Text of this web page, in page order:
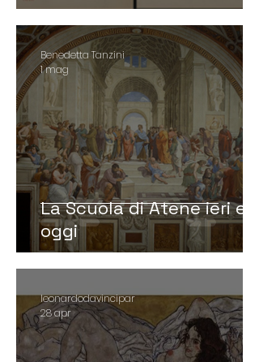
La Scuola di Atene ieri e
oggi
Benedetta Tanzini
1 mag
leonardodavincipar
28 apr